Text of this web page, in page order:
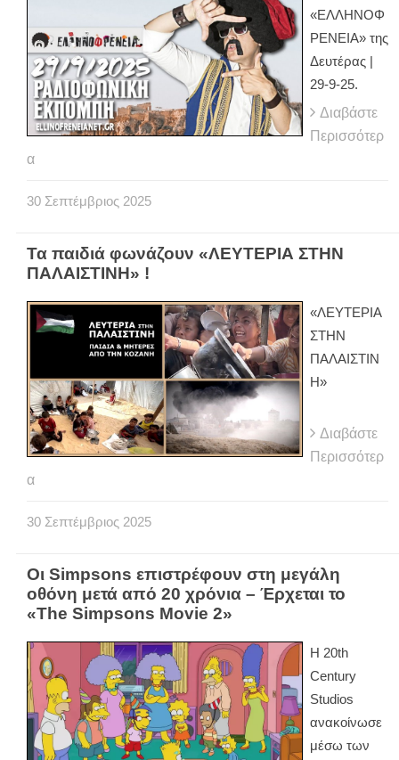
«ΕΛΛΗΝΟΦ
ΡΕΝΕΙΑ» της
Δευτέρας |
29-9-25.
Διαβάστε
Περισσότερ
α
30 Σεπτέμβριος 2025
Τα παιδιά φωνάζουν «ΛΕΥΤΕΡΙΑ ΣΤΗΝ
ΠΑΛΑΙΣΤΙΝΗ» !
«ΛΕΥΤΕΡΙΑ
ΣΤΗΝ
ΠΑΛΑΙΣΤΙΝ
Η»
Διαβάστε
Περισσότερ
α
30 Σεπτέμβριος 2025
Οι Simpsons επιστρέφουν στη μεγάλη
οθόνη μετά από 20 χρόνια – Έρχεται το
«The Simpsons Movie 2»
Η 20th
Century
Studios
ανακοίνωσε
μέσω των